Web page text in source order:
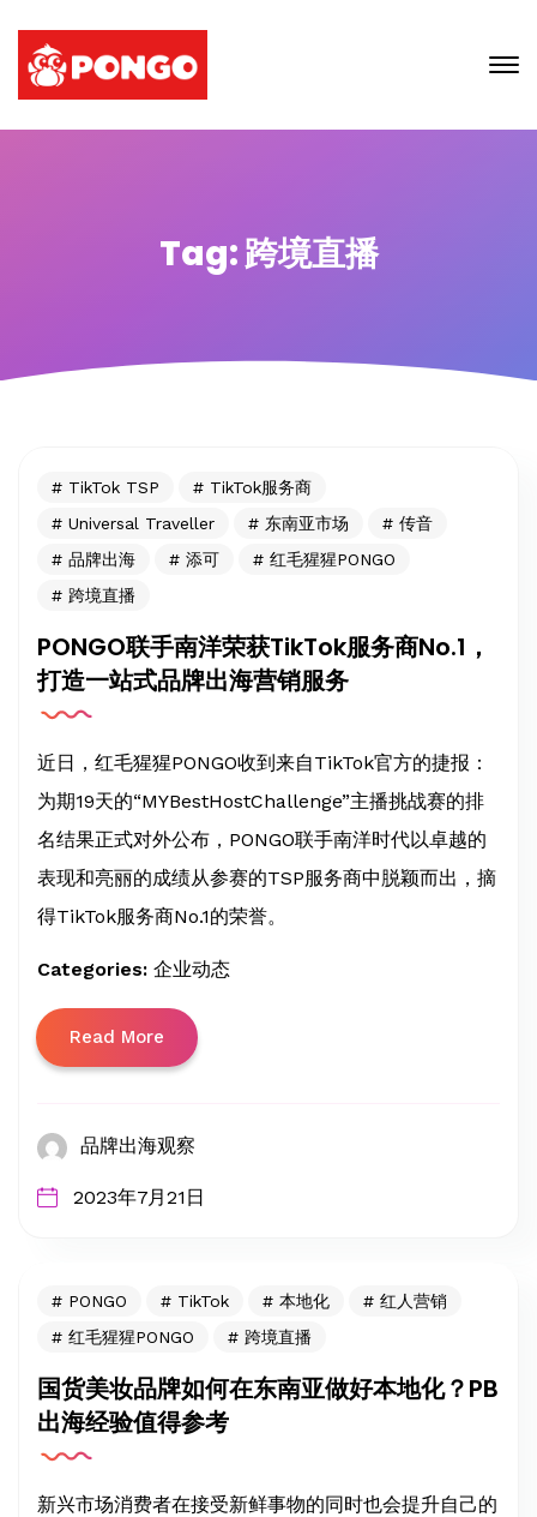
Tag: 跨境直播
TikTok TSP
TikTok服务商
Universal Traveller
东南亚市场
传音
品牌出海
添可
红毛猩猩PONGO
跨境直播
PONGO联手南洋荣获TikTok服务商No.1，
打造一站式品牌出海营销服务
近日，红毛猩猩PONGO收到来自TikTok官方的捷报：
为期19天的“MYBestHostChallenge”主播挑战赛的排
名结果正式对外公布，PONGO联手南洋时代以卓越的
表现和亮丽的成绩从参赛的TSP服务商中脱颖而出，摘
得TikTok服务商No.1的荣誉。
Categories: 企业动态
Read More
品牌出海观察
2023年7月21日
PONGO TikTok 本地化
红人营销
红毛猩猩PONGO
跨境直播
国货美妆品牌如何在东南亚做好本地化？PB
出海经验值得参考
新兴市场消费者在接受新鲜事物的同时也会提升自己的